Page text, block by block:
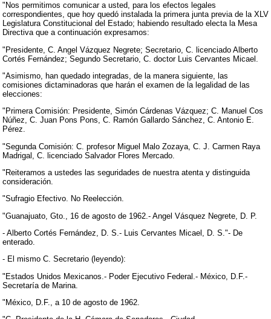
"Nos permitimos comunicar a usted, para los efectos legales
correspondientes, que hoy quedó instalada la primera junta previa de la XLV
Legislatura Constitucional del Estado; habiendo resultado electa la Mesa
Directiva que a continuación expresamos:
"Presidente, C. Angel Vázquez Negrete; Secretario, C. licenciado Alberto
Cortés Fernández; Segundo Secretario, C. doctor Luis Cervantes Micael.
"Asimismo, han quedado integradas, de la manera siguiente, las
comisiones dictaminadoras que harán el examen de la legalidad de las
elecciones:
"Primera Comisión: Presidente, Simón Cárdenas Vázquez; C. Manuel Cos
Núñez, C. Juan Pons Pons, C. Ramón Gallardo Sánchez, C. Antonio E.
Pérez.
"Segunda Comisión: C. profesor Miguel Malo Zozaya, C. J. Carmen Raya
Madrigal, C. licenciado Salvador Flores Mercado.
"Reiteramos a ustedes las seguridades de nuestra atenta y distinguida
consideración.
"Sufragio Efectivo. No Reelección.
"Guanajuato, Gto., 16 de agosto de 1962.- Angel Vásquez Negrete, D. P.
- Alberto Cortés Fernández, D. S.- Luis Cervantes Micael, D. S."- De
enterado.
- El mismo C. Secretario (leyendo):
"Estados Unidos Mexicanos.- Poder Ejecutivo Federal.- México, D.F.-
Secretaría de Marina.
"México, D.F., a 10 de agosto de 1962.